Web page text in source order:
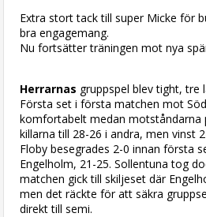
Extra stort tack till super Micke för
bra engagemang.
Nu fortsätter träningen mot nya
Herrarnas gruppspel blev tight, tre
Första set i första matchen mot
komfortabelt medan motståndarna
killarna till 28-26 i andra, men vinst
Floby besegrades 2-0 innan första
Engelholm, 21-25. Sollentuna tog
matchen gick till skiljeset där
men det räckte för att säkra
direkt till semi.